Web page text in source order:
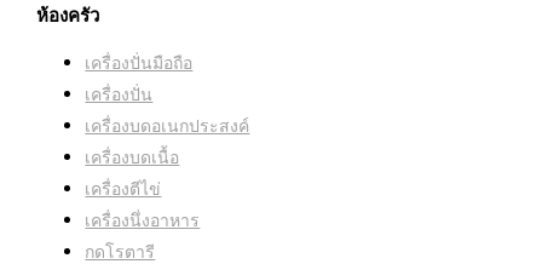
ห้องครัว
เครื่องปั่นมือถือ
เครื่องปั่น
เครื่องบดอเนกประสงค์
เครื่องบดเนื้อ
เครื่องตีไข่
เครื่องนึ่งอาหาร
กดโรตารี